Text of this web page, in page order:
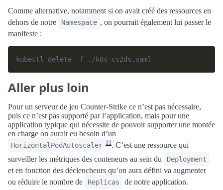
Comme alternative, notamment si on avait créé des ressources en
dehors de notre
Namespace , on pourrait également lui passer le
manifeste :
Aller plus loin
Pour un serveur de jeu Counter-Strike ce n’est pas nécessaire,
puis ce n’est pas supporté par l’application, mais pour une
application typique qui nécessite de pouvoir supporter une montée
en charge on aurait eu besoin d’un
HorizontalPodAutoscaler 11. C’est une ressource qui
surveiller les métriques des conteneurs au sein du
Deployment
et en fonction des déclencheurs qu’on aura défini va augmenter
ou réduire le nombre de
Replicas de notre application.